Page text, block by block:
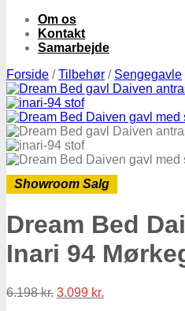
Om os
Kontakt
Samarbejde
Forside / Tilbehør / Sengegavle
Showroom Salg
Dream Bed
Inari 94
6.198kr. Original
3.099 kr.